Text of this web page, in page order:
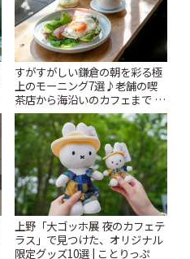
すがすがしい鎌倉の朝を彩る極
上のモーニング7選♪老舗の喫
茶店から海沿いのカフェまで |
ことりっぷ
上野「大ゴッホ展 夜のカフェテ
ラス」で見つけた、オリジナル
限定グッズ10選 | ことりっぷ